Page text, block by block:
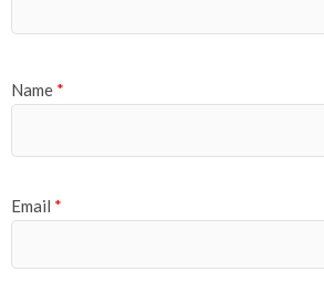
Name *
Email *